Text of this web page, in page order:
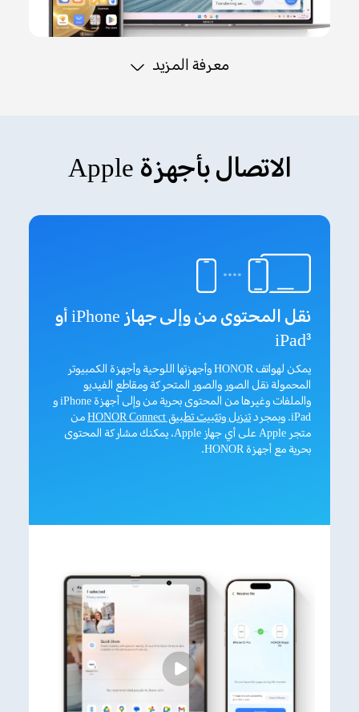
معرفة المزيد
الاتصال بأجهزة Apple
نقل المحتوى من وإلى جهاز iPhone أو
iPad3
يمكن لهواتف HONOR وأجهزتها اللوحية وأجهزة الكمبيوتر
المحمولة نقل الصور والصور المتحركة ومقاطع الفيديو
والملفات وغيرها من المحتوى بحرية من وإلى أجهزة iPhone و
iPad. وبمجرد
تنزيل وتثبيت تطبيق HONOR Connect
من
متجر Apple على أي جهاز Apple، يمكنك مشاركة المحتوى
بحرية مع أجهزة HONOR.